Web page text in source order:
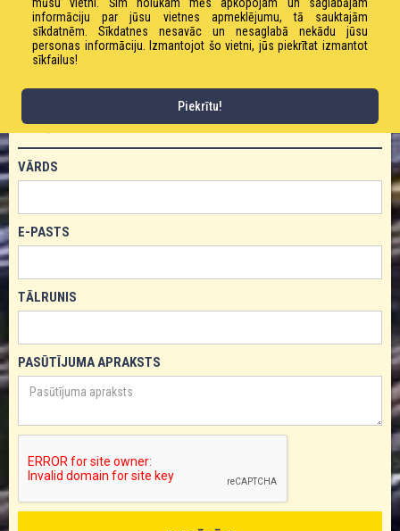
Svars: 360 g / m
Liekuma rādiuss: 130 mm
PASŪTĪT PRODUKTU!
VĀRDS
E-PASTS
TĀLRUNIS
PASŪTĪJUMA APRAKSTS
informāciju par jūsu vietnes apmeklējumu, tā sauktajām
sīkdatnēm. Sīkdatnes nesavāc un nesaglabā nekādu jūsu
personas informāciju. Izmantojot šo vietni, jūs piekrītat izmantot
sīkfailus!
Piekrītu!